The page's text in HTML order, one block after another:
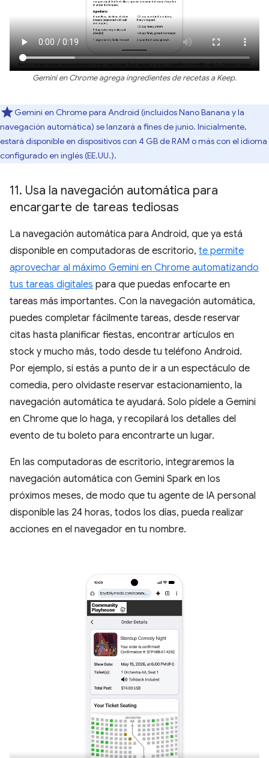
Gemini en Chrome agrega ingredientes de recetas a Keep.
Gemini en Chrome para Android (incluidos Nano Banana y la
navegación automática) se lanzará a fines de junio. Inicialmente,
estará disponible en dispositivos con 4 GB de RAM o más con el idioma
configurado en inglés (EE.UU.).
11. Usa la navegación automática para
encargarte de tareas tediosas
La navegación automática para Android, que ya está
disponible en computadoras de escritorio, te permite
aprovechar al máximo Gemini en Chrome automatizando
tus tareas digitales para que puedas enfocarte en
tareas más importantes. Con la navegación automática,
puedes completar fácilmente tareas, desde reservar
citas hasta planificar fiestas, encontrar artículos en
stock y mucho más, todo desde tu teléfono Android.
Por ejemplo, si estás a punto de ir a un espectáculo de
comedia, pero olvidaste reservar estacionamiento, la
navegación automática te ayudará. Solo pídele a Gemini
en Chrome que lo haga, y recopilará los detalles del
evento de tu boleto para encontrarte un lugar.
En las computadoras de escritorio, integraremos la
navegación automática con Gemini Spark en los
próximos meses, de modo que tu agente de IA personal
disponible las 24 horas, todos los días, pueda realizar
acciones en el navegador en tu nombre.